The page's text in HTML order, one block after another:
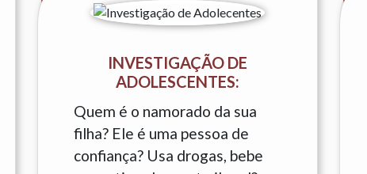
INVESTIGAÇÃO DE
ADOLESCENTES:
Quem é o namorado da sua
filha? Ele é uma pessoa de
confiança? Usa drogas, bebe